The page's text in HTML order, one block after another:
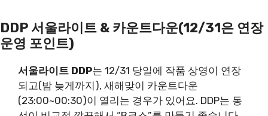
DDP 서울라이트 & 카운트다운(12/31은 연장
운영 포인트)
서울라이트 DDP는 12/31 당일에 작품 상영이 연장
되고(밤 늦게까지), 새해맞이 카운트다운
(23:00~00:30)이 열리는 경우가 있어요. DDP는 동